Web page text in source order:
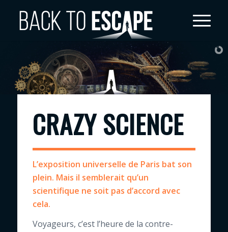
CRAZY SCIENCE
L’exposition universelle de Paris bat son
plein. Mais il semblerait qu’un
scientifique ne soit pas d’accord avec
cela.
Voyageurs, c’est l’heure de la contre-